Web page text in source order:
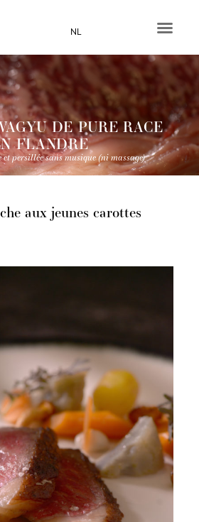
NL
DE PURE RACE
FLANDRE
persillée sans musique (ni massage)
aux jeunes carottes